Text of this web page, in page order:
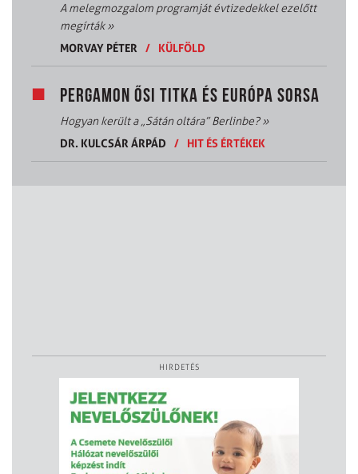
A melegmozgalom programját évtizedekkel ezelőtt
megírták»
MORVAY PÉTER
/ KÜLFÖLD
PERGAMON ŐSI TITKA ÉS EURÓPA SORSA
Hogyan került a „Sátán oltára” Berlinbe?»
DR. KULCSÁR ÁRPÁD
/ HIT ÉS ÉRTÉKEK
HIRDETÉS